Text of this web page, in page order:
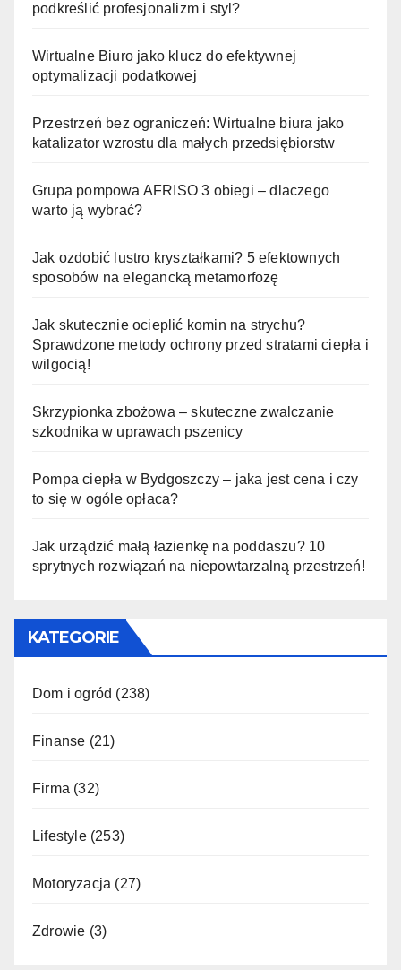
podkreślić profesjonalizm i styl?
Wirtualne Biuro jako klucz do efektywnej
optymalizacji podatkowej
Przestrzeń bez ograniczeń: Wirtualne biura jako
katalizator wzrostu dla małych przedsiębiorstw
Grupa pompowa AFRISO 3 obiegi – dlaczego
warto ją wybrać?
Jak ozdobić lustro kryształkami? 5 efektownych
sposobów na elegancką metamorfozę
Jak skutecznie ocieplić komin na strychu?
Sprawdzone metody ochrony przed stratami ciepła i
wilgocią!
Skrzypionka zbożowa – skuteczne zwalczanie
szkodnika w uprawach pszenicy
Pompa ciepła w Bydgoszczy – jaka jest cena i czy
to się w ogóle opłaca?
Jak urządzić małą łazienkę na poddaszu? 10
sprytnych rozwiązań na niepowtarzalną przestrzeń!
KATEGORIE
Dom i ogród (238)
Finanse (21)
Firma (32)
Lifestyle(253)
Motoryzacja (27)
Zdrowie (3)